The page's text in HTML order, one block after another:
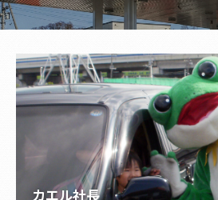
カエル社長